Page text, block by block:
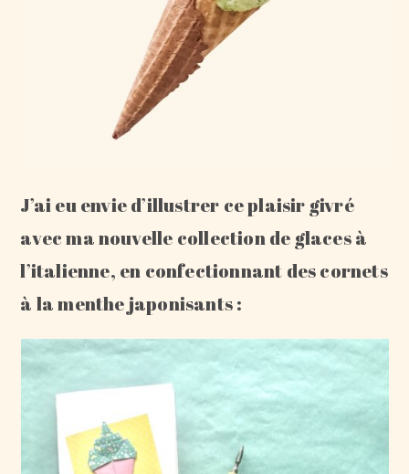
J’ai eu envie d’illustrer ce plaisir givré
avec ma nouvelle collection de glaces à
l’italienne, en confectionnant des cornets
à la menthe japonisants :